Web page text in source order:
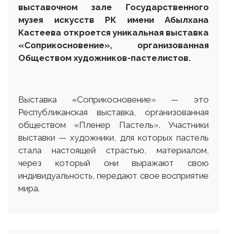
выставочном зале Государственного
музея искусств РК имени Абылхана
Кастеева откроется уникальная выставка
«Соприкосновение», организованная
Обществом художников-пастелистов.
Выставка «Соприкосновение» — это
Республиканская выставка, организованная
обществом «Пленер Пастель». Участники
выставки — художники, для которых пастель
стала настоящей страстью, материалом,
через который они выражают свою
индивидуальность, передают свое восприятие
мира.